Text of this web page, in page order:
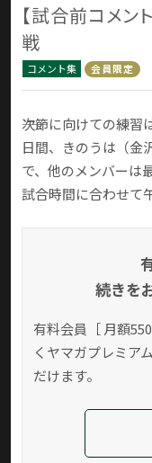
【試合前コメン
戦
コメント集 会員限定
――次節に向けての練
日間、きのうは（金
で、他のメンバーは
試合時間に合わせて
続きを
有料会員［ 月額
く ヤマガプレミア
だけます。